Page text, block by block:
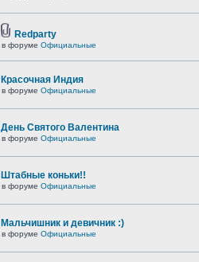
Redparty
в форуме Официальные
Красочная Индия
в форуме Официальные
День Святого Валентина
в форуме Официальные
Штабные коньки!!
в форуме Официальные
Мальчишник и девичник :)
в форуме Официальные